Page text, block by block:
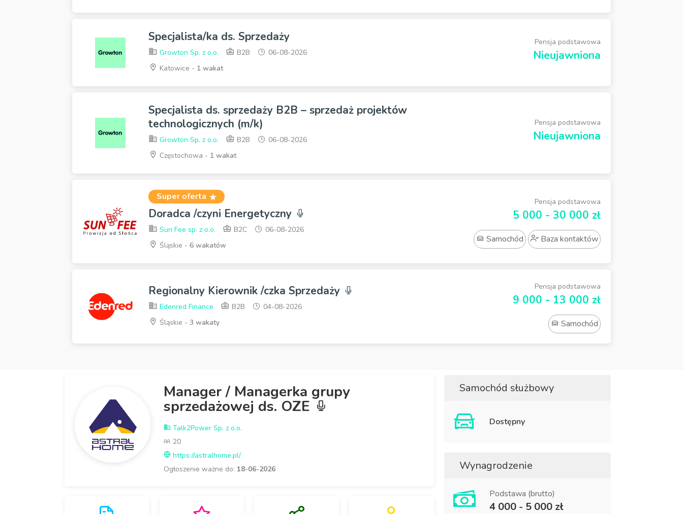
Specjalista/ka ds. Sprzedaży
Growton Sp. z o.o. B2B
06-08-2026
Katowice - 1 wakat
Pensja podstawowa
Nieujawniona
Specjalista ds. sprzedaży B2B – sprzedaż projektów
technologicznych (m/k)
Growton Sp. z o.o. B2B
06-08-2026
Częstochowa - 1 wakat
Pensja podstawowa
Nieujawniona
Super oferta
Doradca /czyni Energetyczny
Sun Fee sp. z o.o. B2C
06-08-2026
Śląskie - 6 wakatów
Pensja podstawowa
5 000 - 30 000 zł
Samochód Baza kontaktów
Regionalny Kierownik /czka Sprzedaży
Edenred Finance B2B
04-08-2026
Śląskie - 3 wakaty
Pensja podstawowa
9 000 - 13 000 zł
Samochód
Manager / Managerka grupy
sprzedażowej ds. OZE
Talk2Power Sp. z o.o.
20
https://astralhome.pl/
Ogłoszenie ważne do: 18-06-2026
Samochód służbowy
Dostępny
Wynagrodzenie
Podstawa (brutto)
4 000 - 5 000 zł